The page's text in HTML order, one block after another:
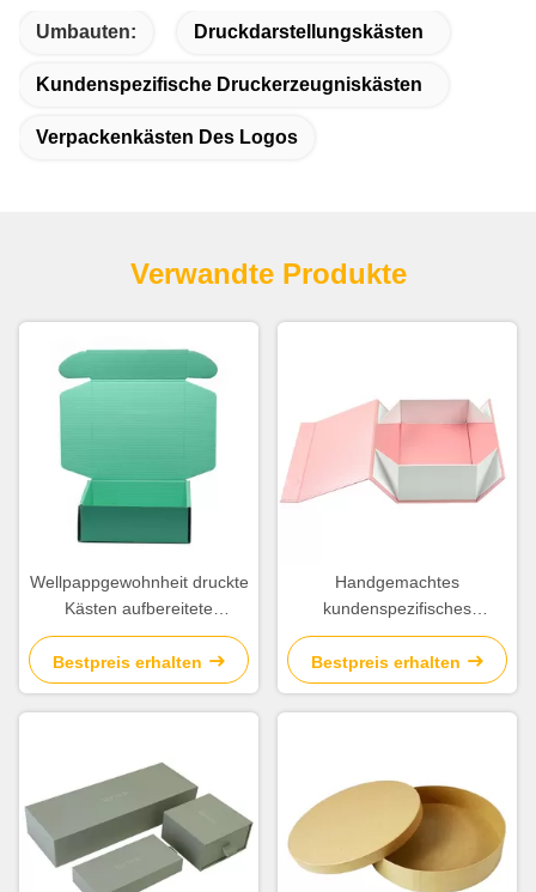
Umbauten: Druckdarstellungskästen
Kundenspezifische Druckerzeugniskästen
Verpackenkästen Des Logos
Verwandte Produkte
Wellpappgewohnheit druckte
Kästen aufbereitete
Materialien
kundengebundene Farbe
Bestpreis erhalten
Handgemachtes
kundenspezifisches
Druckerzeugnis packt
rechteckige Form-Größe
330 * 330 * 195mm ein
Bestpreis erhalten